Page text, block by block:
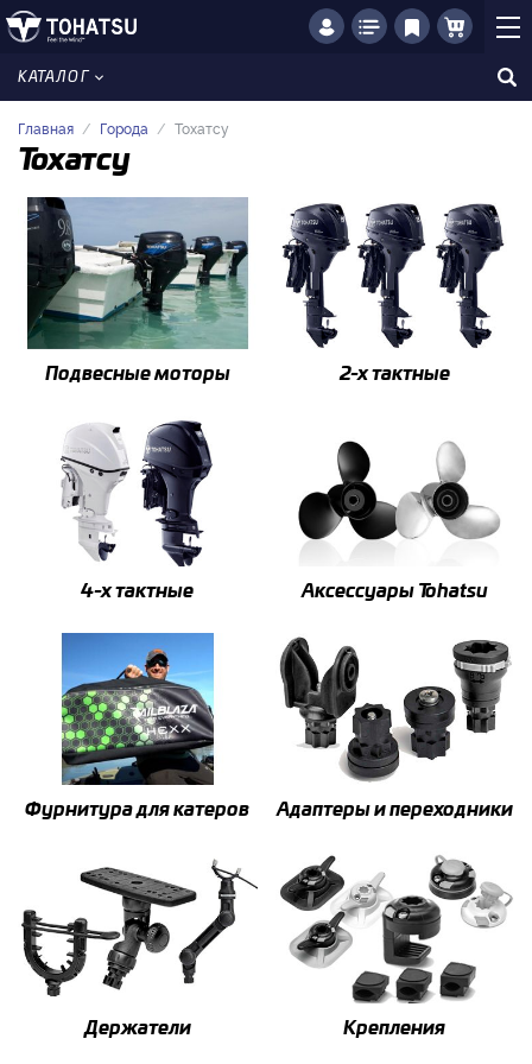
КАТАЛОГ
Главная Города Тохатсу
Тохатсу
Подвесные моторы 2-x тактные
4-x тактные Аксессуары Tohatsu
Фурнитура для катеров Адаптеры и переходники
Держатели Крепления